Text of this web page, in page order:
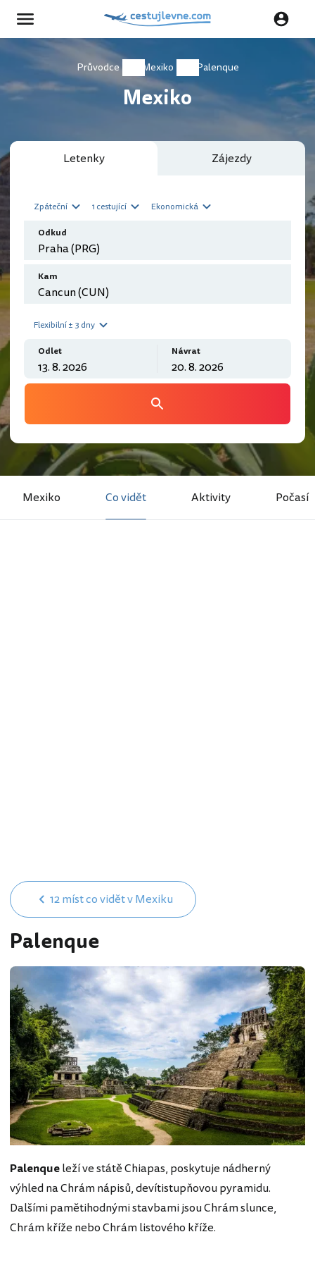
Průvodce Mexiko Palenque
Mexiko
Letenky Zájezdy
Zpáteční 1 cestující Ekonomická
Odkud
Kam
Flexibilní ± 3 dny
Odlet Návrat
Mexiko Co vidět Aktivity Počasí
12 míst co vidět v Mexiku
Palenque
Palenqueleží ve státě Chiapas, poskytuje nádherný
výhled na Chrám nápisů, devítistupňovou pyramidu.
Dalšími pamětihodnými stavbami jsou Chrám slunce,
Chrám kříže nebo Chrám listového kříže.